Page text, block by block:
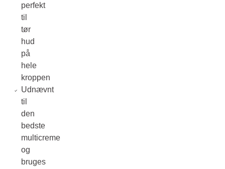
perfekt
til
tør
hud
på
hele
kroppen
Udnævnt
til
den
bedste
multicreme
og
bruges